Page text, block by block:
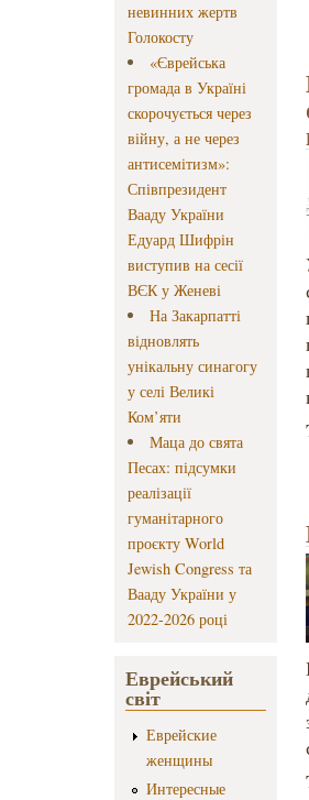
невинних жертв
Голокосту
«Єврейська
громада в Україні
скорочується через
війну, а не через
антисемітизм»:
Співпрезидент
Вааду України
Едуард Шифрін
виступив на сесії
ВЄК у Женеві
На Закарпатті
відновлять
унікальну синагогу
у селі Великі
Ком’яти
Маца до свята
Песах: підсумки
реалізації
гуманітарного
проєкту World
Jewish Congress та
Вааду України у
2022-2026 році
Еврейський
світ
Еврейские
женщины
Интересные